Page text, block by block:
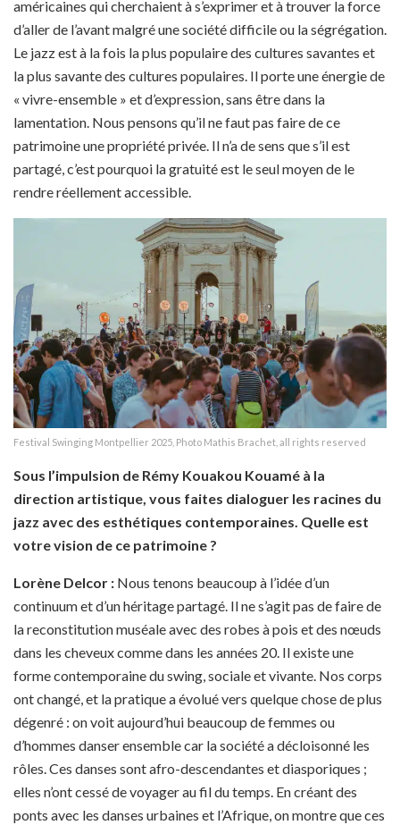
américaines qui cherchaient à s’exprimer et à trouver la force
d’aller de l’avant malgré une société difficile ou la ségrégation.
Le jazz est à la fois la plus populaire des cultures savantes et
la plus savante des cultures populaires. Il porte une énergie de
« vivre-ensemble » et d’expression, sans être dans la
lamentation. Nous pensons qu’il ne faut pas faire de ce
patrimoine une propriété privée. Il n’a de sens que s’il est
partagé, c’est pourquoi la gratuité est le seul moyen de le
rendre réellement accessible.
Festival Swinging Montpellier 2025, Photo Mathis Brachet, all rights reserved
Sous l’impulsion de Rémy Kouakou Kouamé à la
direction artistique, vous faites dialoguer les racines du
jazz avec des esthétiques contemporaines. Quelle est
votre vision de ce patrimoine ?
Lorène Delcor : Nous tenons beaucoup à l’idée d’un
continuum et d’un héritage partagé. Il ne s’agit pas de faire de
la reconstitution muséale avec des robes à pois et des nœuds
dans les cheveux comme dans les années 20. Il existe une
forme contemporaine du swing, sociale et vivante. Nos corps
ont changé, et la pratique a évolué vers quelque chose de plus
dégenré : on voit aujourd’hui beaucoup de femmes ou
d’hommes danser ensemble car la société a décloisonné les
rôles. Ces danses sont afro-descendantes et diasporiques ;
elles n’ont cessé de voyager au fil du temps. En créant des
ponts avec les danses urbaines et l’Afrique, on montre que ces